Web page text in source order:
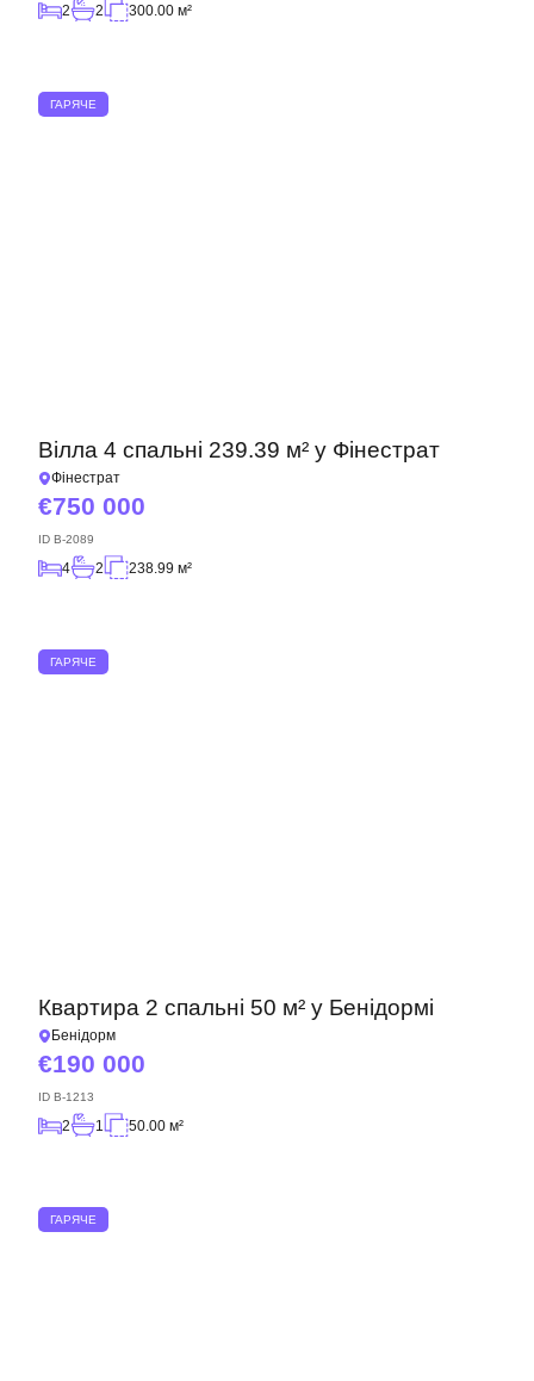
2 2 300.00 м²
ГАРЯЧЕ
Вілла 4 спальні 239.39 м² у Фінестрат
Фінестрат
750 000
ID B-2089
4 2 238.99 м²
ГАРЯЧЕ
Квартира 2 спальні 50 м² у Бенідормі
Бенідорм
190 000
ID B-1213
2 1 50.00 м²
ГАРЯЧЕ